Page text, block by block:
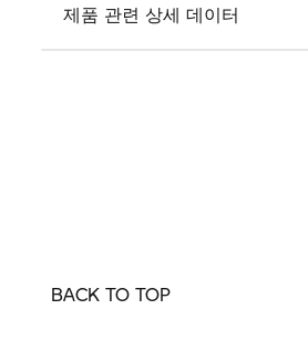
제품 관련 상세 데이터
BACK TO TOP